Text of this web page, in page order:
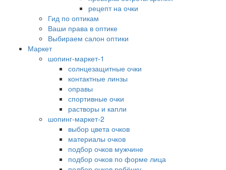
рецепт на очки
Гид по оптикам
Ваши права в оптике
Выбираем салон оптики
Маркет
шопинг-маркет-1
солнцезащитные очки
контактные линзы
оправы
спортивные очки
растворы и капли
шопинг-маркет-2
выбор цвета очков
материалы очков
подбор очков мужчине
подбор очков по форме лица